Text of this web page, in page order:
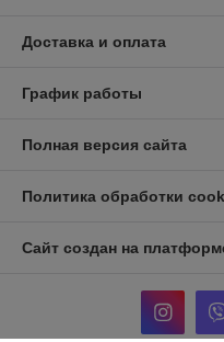
Доставка и оплата
График работы
Полная версия сайта
Политика обработки
Сайт создан на